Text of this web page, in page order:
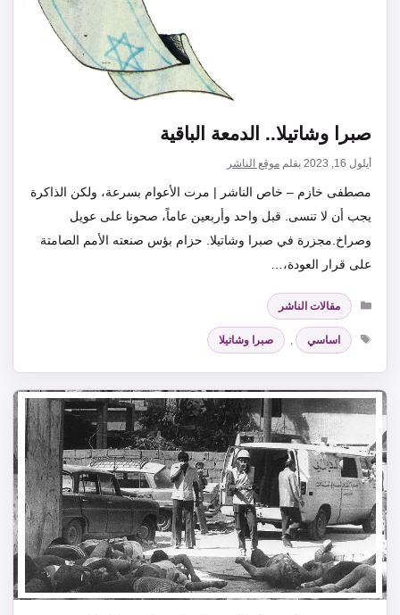
صبرا وشاتيلا.. الدمعة الباقية
أيلول 16, 2023 بقلم موقع الناشر
مصطفى خازم – خاص الناشر | مرت الأعوام بسرعة، ولكن الذاكرة
يجب أن لا تنسى. قبل واحد وأربعين عاماً، صحونا على عويل
وصراخ.مجزرة في صبرا وشاتيلا. حزام بؤس صنعته الأمم الصامتة
على قرار العودة،…
التصنيفات
مقالات الناشر
الوسوم
اساسي صبرا وشاتيلا